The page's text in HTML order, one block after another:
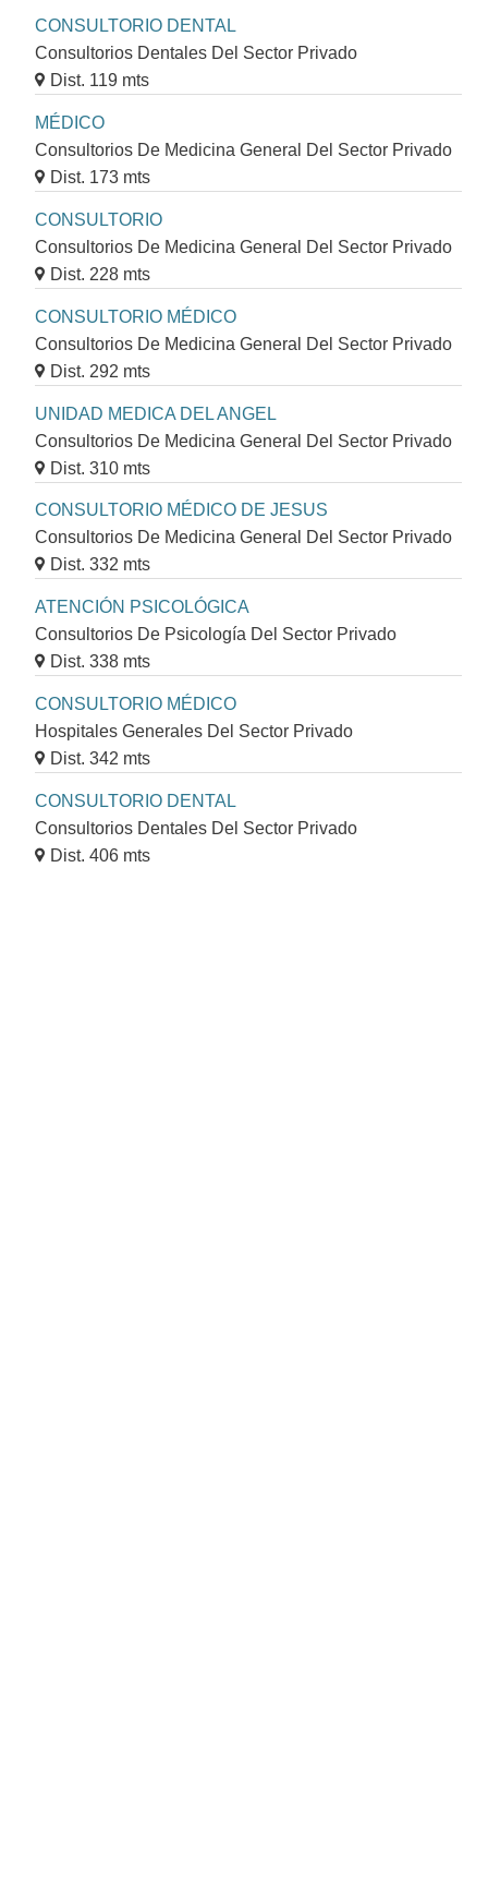
CONSULTORIO DENTAL
Consultorios Dentales Del Sector Privado
Dist. 119 mts
MÉDICO
Consultorios De Medicina General Del Sector Privado
Dist. 173 mts
CONSULTORIO
Consultorios De Medicina General Del Sector Privado
Dist. 228 mts
CONSULTORIO MÉDICO
Consultorios De Medicina General Del Sector Privado
Dist. 292 mts
UNIDAD MEDICA DEL ANGEL
Consultorios De Medicina General Del Sector Privado
Dist. 310 mts
CONSULTORIO MÉDICO DE JESUS
Consultorios De Medicina General Del Sector Privado
Dist. 332 mts
ATENCIÓN PSICOLÓGICA
Consultorios De Psicología Del Sector Privado
Dist. 338 mts
CONSULTORIO MÉDICO
Hospitales Generales Del Sector Privado
Dist. 342 mts
CONSULTORIO DENTAL
Consultorios Dentales Del Sector Privado
Dist. 406 mts